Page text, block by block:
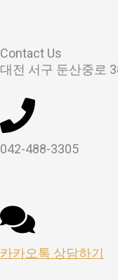
Contact Us
대전 서구 둔산중로
042-488-3305
카카오톡 상담하기